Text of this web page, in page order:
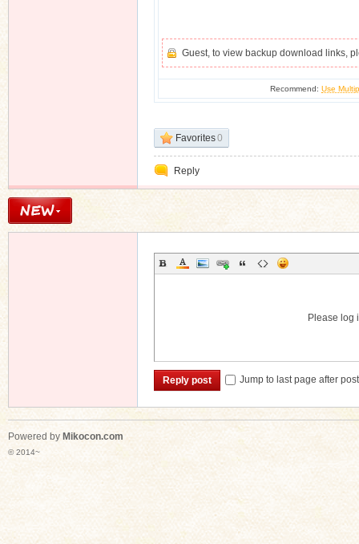
Guest, to view backup download links,
Recommend:Use
Favorites0
Reply
Please log
Reply post Jump to last page after
Powered by Mikocon.com
© 2014~